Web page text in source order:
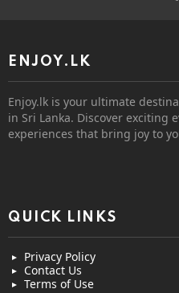
ENJOY.LK
Enjoy.lk is your ultimate
in Sri Lanka. Discover exciting
experiences that bring joy to
QUICK LINKS
Privacy Policy
Contact Us
Terms of Use